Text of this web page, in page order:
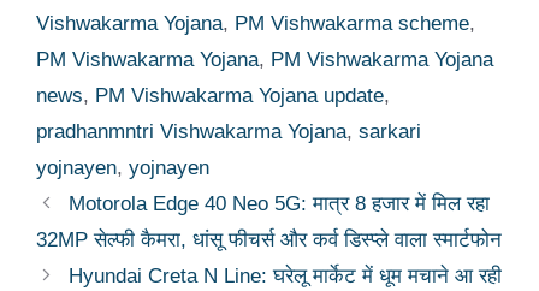
Vishwakarma Yojana, PM Vishwakarma scheme,
PM Vishwakarma Yojana, PM Vishwakarma Yojana
news, PM Vishwakarma Yojana update,
pradhanmntri Vishwakarma Yojana, sarkari
yojnayen, yojnayen
Motorola Edge 40 Neo 5G: मात्र 8 हजार में मिल रहा
32MP सेल्फी कैमरा, धांसू फीचर्स और कर्व डिस्प्ले वाला स्मार्टफोन
Hyundai Creta N Line: घरेलू मार्केट में धूम मचाने आ रही